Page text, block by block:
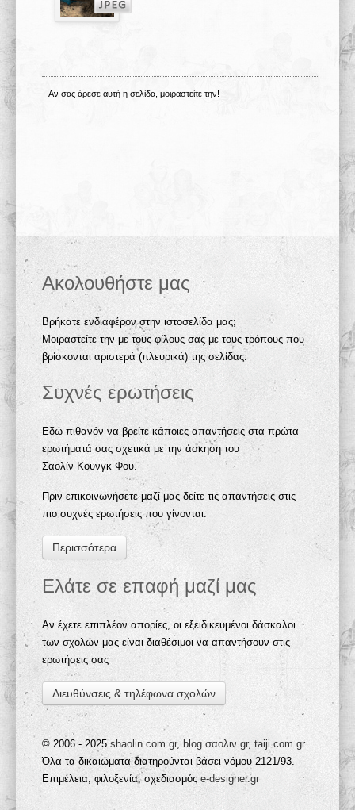
Αν σας άρεσε αυτή η σελίδα, μοιραστείτε την!
Ακολουθήστε μας
Βρήκατε ενδιαφέρον στην ιστοσελίδα μας;
Μοιραστείτε την με τους φίλους σας με τους τρόπους που
βρίσκονται αριστερά (πλευρικά) της σελίδας.
Συχνές ερωτήσεις
Εδώ πιθανόν να βρείτε κάποιες απαντήσεις στα πρώτα
ερωτήματά σας σχετικά με την άσκηση του
Σαολίν Κουνγκ Φου.
Πριν επικοινωνήσετε μαζί μας δείτε τις απαντήσεις στις
πιο συχνές ερωτήσεις που γίνονται.
Περισσότερα
Ελάτε σε επαφή μαζί μας
Αν έχετε επιπλέον απορίες, οι εξειδικευμένοι δάσκαλοι
των σχολών μας είναι διαθέσιμοι να απαντήσουν στις
ερωτήσεις σας
Διευθύνσεις & τηλέφωνα σχολών
© 2006 - 2025shaolin.com.gr, blog.σαολιν.gr, taiji.com.gr.
Όλα τα δικαιώματα διατηρούνται βάσει νόμου 2121/93.
Επιμέλεια, φιλοξενία, σχεδιασμόςe-designer.gr